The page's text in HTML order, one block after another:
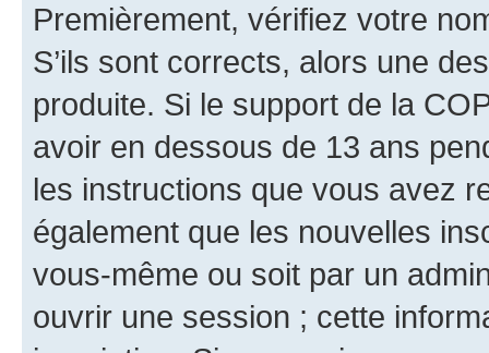
Premièrement, vérifiez votre
S’ils sont corrects, alors une
produite. Si le support de la
avoir en dessous de 13 ans
les instructions que vous avez
également que les nouvelles
vous-même ou soit par un
ouvrir une session ; cette